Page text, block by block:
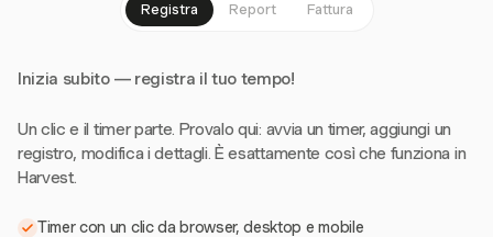
Registra Report Fattura
Inizia subito — registra il tuo tempo!
Un clic e il timer parte. Provalo qui: avvia un timer, aggiungi un
registro, modifica i dettagli. È esattamente così che funziona in
Harvest.
Timer con un clic da browser, desktop e mobile